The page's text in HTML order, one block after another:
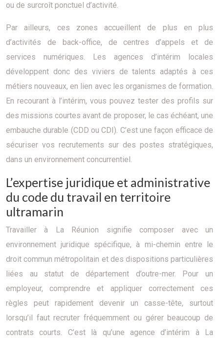
ou de surcroît ponctuel d’activité.
Par ailleurs, ces zones accueillent de plus en plus
d’activités de back-office, de centres d’appels et de
services numériques. Les agences d’intérim locales
développent donc des viviers de talents adaptés à ces
métiers nouveaux, en lien avec les organismes de formation.
En recourant à l’intérim, vous pouvez tester des profils sur
des missions courtes avant de proposer, le cas échéant, une
embauche durable (CDD ou CDI). C’est une façon efficace de
sécuriser vos recrutements sur des postes stratégiques,
dans un environnement concurrentiel.
L’expertise juridique et administrative
du code du travail en territoire
ultramarin
Travailler à La Réunion signifie composer avec un
environnement juridique spécifique, à mi-chemin entre le
droit commun métropolitain et des dispositions particulières
liées au statut de département d’outre-mer. Pour un
employeur, comprendre et appliquer correctement ces
règles peut rapidement devenir un casse-tête, surtout
lorsqu’il faut recruter fréquemment ou gérer beaucoup de
contrats courts. C’est là qu’une agence d’intérim à La